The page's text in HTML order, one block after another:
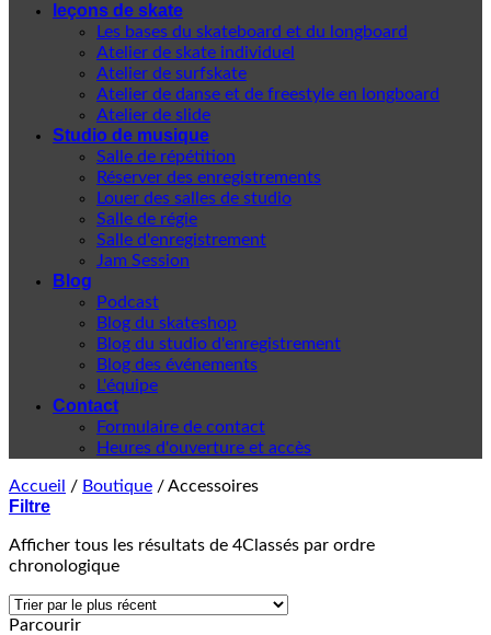
leçons de skate
Les bases du skateboard et du longboard
Atelier de skate individuel
Atelier de surfskate
Atelier de danse et de freestyle en longboard
Atelier de slide
Studio de musique
Salle de répétition
Réserver des enregistrements
Louer des salles de studio
Salle de régie
Salle d'enregistrement
Jam Session
Blog
Podcast
Blog du skateshop
Blog du studio d'enregistrement
Blog des événements
L'équipe
Contact
Formulaire de contact
Heures d'ouverture et accès
Accueil / Boutique /Accessoires
Filtre
Afficher tous les résultats de 4Classés par ordre
chronologique
Parcourir